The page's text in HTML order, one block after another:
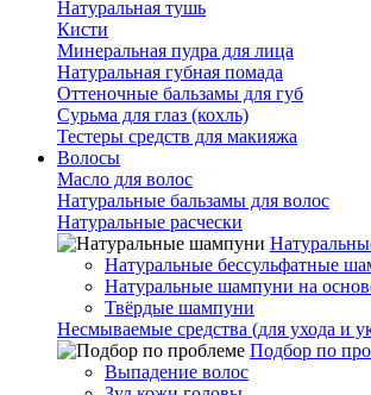
Натуральная тушь
Кисти
Минеральная пудра для лица
Натуральная губная помада
Оттеночные бальзамы для губ
Сурьма для глаз (кохль)
Тестеры средств для макияжа
Волосы
Масло для волос
Натуральные бальзамы для волос
Натуральные расчески
Натуральные бессульфатные
Натуральные шампуни на
Твёрдые шампуни
Несмываемые средства (для ухода и
Подбор по
Выпадение волос